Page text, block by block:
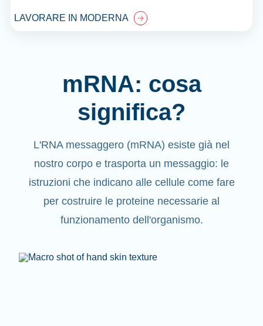
LAVORARE IN MODERNA
mRNA: cosa
significa?
L'RNA messaggero (mRNA) esiste già nel
nostro corpo e trasporta un messaggio: le
istruzioni che indicano alle cellule come fare
per costruire le proteine necessarie al
funzionamento dell'organismo.